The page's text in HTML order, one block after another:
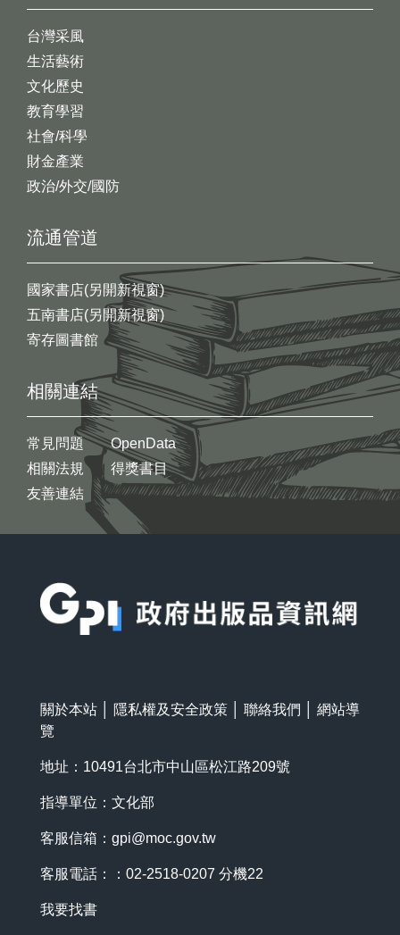
台灣采風
生活藝術
文化歷史
教育學習
社會/科學
財金產業
政治/外交/國防
流通管道
國家書店(另開新視窗)
五南書店(另開新視窗)
寄存圖書館
相關連結
常見問題
相關法規
友善連結
OpenData
得獎書目
關於本站 隱私權及安全政策 聯絡我們
網站導
覽
地址：10491台北市中山區松江路209號
指導單位：文化部
客服信箱： gpi@moc.gov.tw
客服電話：：02-2518-0207 分機22
我要找書